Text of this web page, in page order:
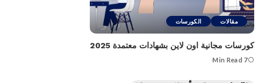
مقالات الكورسات
كورسات مجانية اون لاين بشهادات معتمدة 2025
7 Min Read